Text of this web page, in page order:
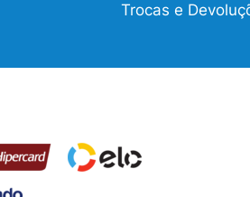
Trocas e